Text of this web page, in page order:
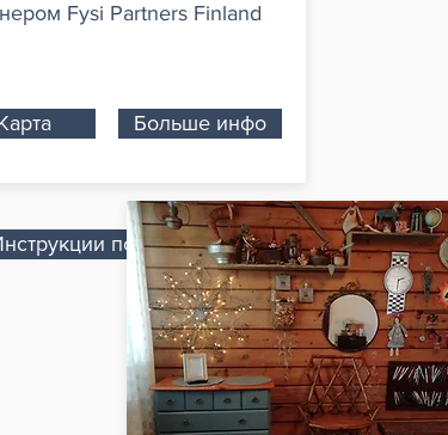
Fysi Partners Finland
Больше инфо
по вождению